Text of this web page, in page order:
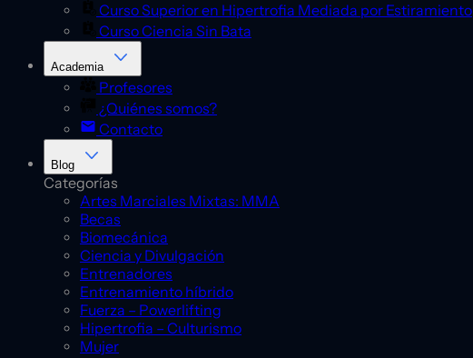
Curso Superior en Hipertrofia Mediada por Estiramiento
Curso Ciencia Sin Bata
Academia
Profesores
¿Quiénes somos?
Contacto
Blog
Categorías
Artes Marciales Mixtas: MMA
Becas
Biomecánica
Ciencia y Divulgación
Entrenadores
Entrenamiento híbrido
Fuerza – Powerlifting
Hipertrofia – Culturismo
Mujer